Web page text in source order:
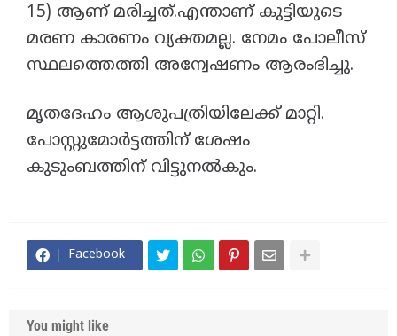
15) ആണ് മരിച്ചത്.എന്താണ് കുട്ടിയുടെ
മരണ കാരണം വ്യക്തമല്ല. നേമം പോലീസ്
സ്ഥലത്തെത്തി അന്വേഷണം ആരംഭിച്ചു.
മൃതദേഹം ആശുപത്രിയിലേക്ക് മാറ്റി.
പോസ്റ്റുമോർട്ടത്തിന് ശേഷം
കുടുംബത്തിന് വിട്ടുനൽകും.
Facebook
You might like